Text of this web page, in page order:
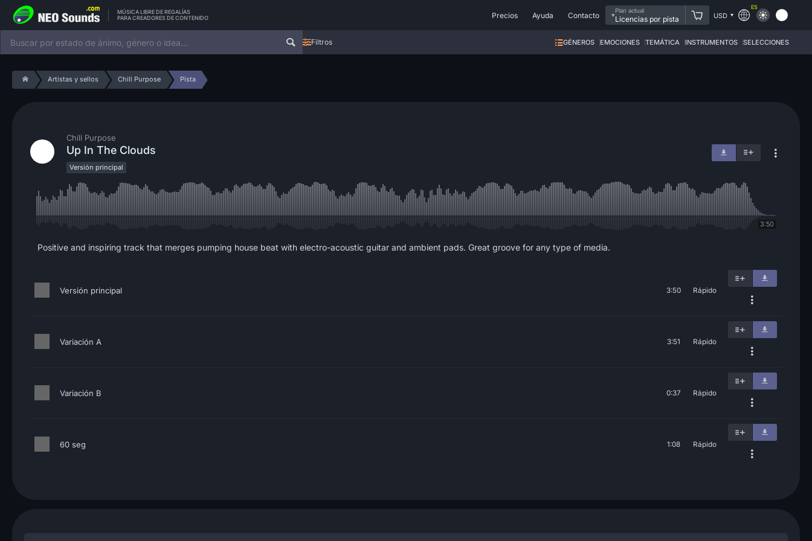
MÚSICA LIBRE DE REGALÍAS
PARA CREADORES DE CONTENIDO
Precios Ayuda Contacto
Plan actual
Licencias por pista USD
ES
Filtros GÉNEROS EMOCIONES TEMÁTICA INSTRUMENTOS SELECCIONES
Artistas y sellos Chill Purpose Pista
Chill Purpose
Up In The Clouds
Versión principal
3:50
Positive and inspiring track that merges pumping house beat with electro-acoustic guitar and ambient pads. Great groove for any type of media.
Versión principal 3:50 Rápido
Variación A 3:51 Rápido
Variación B 0:37 Rápido
60 seg 1:08 Rápido